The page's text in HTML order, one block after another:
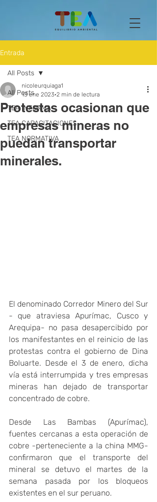
Entrada
All Posts
TEA INFORMA
TEA CAPACITACIONES
TEA NORMATIVA
All Posts
Protestas ocasionan que
empresas mineras no
puedan transportar
minerales.
nicoleurquiaga1
13 ene 2023 2 min de lectura
El denominado Corredor Minero del Sur
- que atraviesa Apurímac, Cusco y
Arequipa- no pasa desapercibido por
los manifestantes en el reinicio de las
protestas contra el gobierno de Dina
Boluarte. Desde el 3 de enero, dicha
vía está interrumpida y tres empresas
mineras han dejado de transportar
concentrado de cobre.
Desde Las Bambas (Apurímac),
fuentes cercanas a esta operación de
cobre -perteneciente a la china MMG-
confirmaron que el transporte del
mineral se detuvo el martes de la
semana pasada por los bloqueos
existentes en el sur peruano.